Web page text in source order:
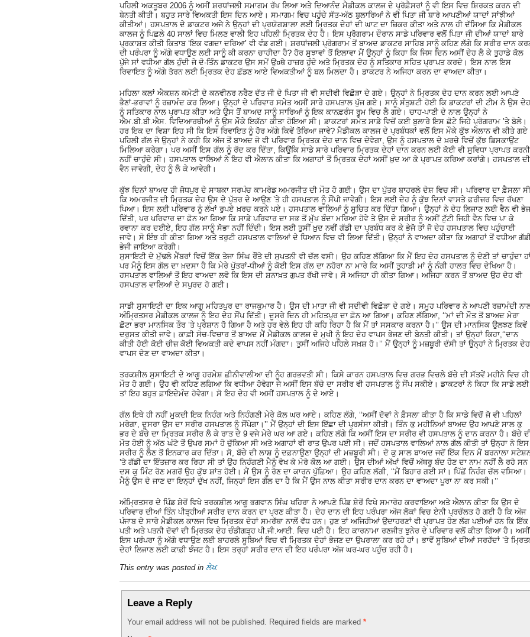
ਪਹਿਲੀ ਅਕਤੂਬਰ 2006 ਨੂੰ ਅਸੀਂ ਸ਼ਰਧਾਂਜਲੀ ਸਮਾਗਮ ਰੱਖ ਲਿਆ ਅਤੇ ਦਿਆਨੰਦ ਮੈਡੀਕਲ ਕਾਲਜ ਦੇ ਪ੍ਰੋਫ਼ੈਸਰਾਂ ਨੂੰ ਵੀ ਇਸ ਵਿਚ ਸ਼ਿਰਕਤ ਕਰਨ ਦੀ
ਬੇਨਤੀ ਕੀਤੀ। ਬਹੁਤ ਸਾਰੇ ਵਿਅਕਤੀ ਇਸ ਦਿਨ ਆਏ। ਸਮਾਗਮ ਵਿਚ ਪਹੁੰਚੇ ਸੱਤ-ਅੱਠ ਬੁਲਾਰਿਆਂ ਨੇ ਵੀ ਪਿਤਾ ਜੀ ਬਾਰੇ ਆਪਣੀਆਂ ਯਾਦਾਂ ਸਾਂਝੀਆਂ
ਕੀਤੀਆਂ। ਹਸਪਤਾਲ ਦੇ ਡਾਕਟਰ ਅਜੇ ਨੇ ਉਨ੍ਹਾਂ ਦੀ ਪ੍ਰਯੋਗਸ਼ਾਲਾ ਲਈ ਮ੍ਰਿਤਕ ਦੇਹਾਂ ਦੀ ਘਾਟ ਦਾ ਜ਼ਿਕਰ ਕੀਤਾ ਅਤੇ ਨਾਲ ਹੀ ਦੱਸਿਆ ਕਿ ਮੈਡੀਕਲ
ਕਾਲਜ ਨੂੰ ਪਿਛਲੇ 40 ਸਾਲਾਂ ਵਿਚ ਮਿਲਣ ਵਾਲੀ ਇਹ ਪਹਿਲੀ ਮ੍ਰਿਤਕ ਦੇਹ ਹੈ। ਇਸ ਪ੍ਰੋਗਰਾਮ ਦੌਰਾਨ ਸਾਡੇ ਪਰਿਵਾਰ ਵਲੋਂ ਪਿਤਾ ਜੀ ਦੀਆਂ ਯਾਦਾਂ ਬਾਰੇ
ਪ੍ਰਕਾਸ਼ਤ ਕੀਤੀ ਕਿਤਾਬ ‘ਇਕ ਵਗਦਾ ਦਰਿਆ’ ਵੀ ਵੰਡ ਗਈ। ਸ਼ਰਧਾਂਜਲੀ ਪ੍ਰੋਗਰਾਮ ਤੋਂ ਬਾਅਦ ਡਾਕਟਰ ਸਾਹਿਬ ਸਾਨੂੰ ਕਹਿਣ ਲੱਗੇ ਕਿ ਸਰੀਰ ਦਾਨ
ਦੀ ਪਰੰਪਰਾ ਨੂੰ ਅੱਗੇ ਵਧਾਉਣ ਲਈ ਸਾਨੂੰ ਕੀ ਕਰਨਾ ਚਾਹੀਦਾ ਹੈ? ਹੋਰ ਸੁਝਾਵਾਂ ਤੋਂ ਇਲਾਵਾ ਮੈਂ ਉਨ੍ਹਾਂ ਨੂੰ ਕਿਹਾ ਕਿ ਜਿਸ ਦਿਨ ਅਸੀਂ ਦੇਹ ਲੈ ਕੇ ਤੁਹਾਡੇ ਕੋਲ
ਪੁੱਜੇ ਸਾਂ ਵਧੀਆ ਗੱਲ ਹੁੰਦੀ ਜੇ ਦੋ-ਤਿੰਨ ਡਾਕਟਰ ਉਸ ਸਮੇਂ ਉ¤ਥੇ ਹਾਜ਼ਰ ਹੁੰਦੇ ਅਤੇ ਮ੍ਰਿਤਕ ਦੇਹ ਨੂੰ ਸਤਿਕਾਰ ਸਹਿਤ ਪ੍ਰਾਪਤ ਕਰਦੇ। ਇਸ ਨਾਲ ਇਸ
ਰਿਵਾਇਤ ਨੂੰ ਅੱਗੇ ਤੋਰਨ ਲਈ ਮ੍ਰਿਤਕ ਦੇਹ ਛੱਡਣ ਆਏ ਵਿਅਕਤੀਆਂ ਨੂੰ ਬਲ ਮਿਲਦਾ ਹੈ। ਡਾਕਟਰ ਨੇ ਅਜਿਹਾ ਕਰਨ ਦਾ ਵਾਅਦਾ ਕੀਤਾ।
ਮਹਿਲਾ ਕਲਾਂ ਐਕਸ਼ਨ ਕਮੇਟੀ ਦੇ ਕਨਵੀਨਰ ਨਰੈਣ ਦੱਤ ਜੀ ਦੇ ਪਿਤਾ ਜੀ ਵੀ ਸਦੀਵੀ ਵਿਛੋੜਾ ਦੇ ਗਏ। ਉਨ੍ਹਾਂ ਨੇ ਮ੍ਰਿਤਕ ਦੇਹ ਦਾਨ ਕਰਨ ਲਈ ਆਪਣੇ
ਭੈਣਾਂ-ਭਰਾਵਾਂ ਨੂੰ ਰਜ਼ਾਮੰਦ ਕਰ ਲਿਆ। ਉਨ੍ਹਾਂ ਦੇ ਪਰਿਵਾਰ ਸਮੇਤ ਅਸੀਂ ਸਾਰੇ ਹਸਪਤਾਲ ਪੁੱਜ ਗਏ। ਸਾਨੂੰ ਸੰਤੁਸ਼ਟੀ ਹੋਈ ਕਿ ਡਾਕਟਰਾਂ ਦੀ ਟੀਮ ਨੇ ਉਸ ਦੇਹ
ਨੂੰ ਸਤਿਕਾਰ ਨਾਲ ਪ੍ਰਾਪਤ ਕੀਤਾ ਅਤੇ ਉਸ ਤੋਂ ਬਾਅਦ ਸਾਨੂੰ ਸਾਰਿਆਂ ਨੂੰ ਇਕ ਕਾਨਫ਼ਰੰਸ ਰੂਮ ਵਿਚ ਲੈ ਗਏ। ਚਾਹ-ਪਾਣੀ ਦੇ ਨਾਲ ਉਨ੍ਹਾਂ ਨੇ
ਐਮ.ਬੀ.ਬੀ.ਐਸ. ਵਿਦਿਆਰਥੀਆਂ ਨੂੰ ਉਸ ਮੌਕੇ ਇਕੱਠਾ ਕੀਤਾ ਹੋਇਆ ਸੀ। ਡਾਕਟਰਾਂ ਸਮੇਤ ਸਾਡੇ ਵਿਚੋਂ ਕਈ ਬੁਲਾਰੇ ਇਸ ਛੋਟੇ ਜਿਹੇ ਪ੍ਰੋਗਰਾਮ ’ਤੇ ਬੋਲੇ।
ਹਰ ਇਕ ਦਾ ਵਿਸ਼ਾ ਇਹ ਸੀ ਕਿ ਇਸ ਰਿਵਾਇਤ ਨੂੰ ਹੋਰ ਅੱਗੇ ਕਿਵੇਂ ਤੋਰਿਆ ਜਾਵੇ? ਮੈਡੀਕਲ ਕਾਲਜ ਦੇ ਪ੍ਰਬੰਧਕਾਂ ਵਲੋਂ ਇਸ ਮੌਕੇ ਕੁੱਝ ਐਲਾਨ ਵੀ ਕੀਤੇ
ਪਹਿਲੀ ਗੱਲ ਜੋ ਉਨ੍ਹਾਂ ਨੇ ਕਹੀ ਕਿ ਅੱਜ ਤੋਂ ਬਾਅਦ ਜੋ ਵੀ ਪਰਿਵਾਰ ਮ੍ਰਿਤਕ ਦੇਹ ਦਾਨ ਵਿਚ ਦੇਵੇਗਾ, ਉਸ ਨੂੰ ਹਸਪਤਾਲ ਦੇ ਖ਼ਰਚੇ ਵਿਚੋਂ ਕੁੱਝ ਡਿਸਕਾਉਂਟ
ਮਿਲਿਆ ਕਰੇਗਾ। ਪਰ ਅਸੀਂ ਇਸ ਗੱਲ ਨੂੰ ਰੱਦ ਕਰ ਦਿੱਤਾ, ਕਿਉਂਕਿ ਸਾਡੇ ਸਾਰੇ ਪਰਿਵਾਰ ਮ੍ਰਿਤਕ ਦੇਹਾਂ ਦਾਨ ਕਰਨ ਲਈ ਕੋਈ ਵੀ ਸੁਵਿਧਾ ਪ੍ਰਾਪਤ ਕਰਨੀ
ਨਹੀਂ ਚਾਹੁੰਦੇ ਸੀ। ਹਸਪਤਾਲ ਵਾਲਿਆਂ ਨੇ ਇਹ ਵੀ ਐਲਾਨ ਕੀਤਾ ਕਿ ਅਗਾਹਾਂ ਤੋਂ ਮ੍ਰਿਤਕ ਦੇਹਾਂ ਅਸੀਂ ਖ਼ੁਦ ਆ ਕੇ ਪ੍ਰਾਪਤ ਕਰਿਆ ਕਰਾਂਗੇ। ਹਸਪਤਾਲ ਦੀ
ਵੈਨ ਜਾਵੇਗੀ, ਦੇਹ ਨੂੰ ਲੈ ਕੇ ਆਵੇਗੀ।
ਕੁੱਝ ਦਿਨਾਂ ਬਾਅਦ ਹੀ ਜੋਧਪੁਰ ਦੇ ਸਾਬਕਾ ਸਰਪੰਚ ਕਾਮਰੇਡ ਅਮਰਜੀਤ ਦੀ ਮੌਤ ਹੋ ਗਈ। ਉਸ ਦਾ ਪੁੱਤਰ ਬਾਹਰਲੇ ਦੇਸ਼ ਵਿਚ ਸੀ। ਪਰਿਵਾਰ ਦਾ ਫ਼ੈਸਲਾ ਸੀ
ਕਿ ਅਮਰਜੀਤ ਦੀ ਮ੍ਰਿਤਕ ਦੇਹ ਉਸ ਦੇ ਪੁੱਤਰ ਦੇ ਆਉਣ ’ਤੇ ਹੀ ਹਸਪਤਾਲ ਨੂੰ ਸੌਂਪੀ ਜਾਵੇਗੀ। ਇਸ ਲਈ ਦੇਹ ਨੂੰ ਕੁੱਝ ਦਿਨਾਂ ਵਾਸਤੇ ਫ਼ਰੀਜ਼ਰ ਵਿਚ ਰੱਖਣਾ
ਪਿਆ। ਇਸ ਲਈ ਪਰਿਵਾਰ ਨੂੰ ਲੱਖਾਂ ਰੁਪਏ ਖ਼ਰਚ ਕਰਨੇ ਪਏ। ਹਸਪਤਾਲ ਵਾਲਿਆਂ ਨੂੰ ਸੂਚਿਤ ਕਰ ਦਿੱਤਾ ਗਿਆ। ਉਨ੍ਹਾਂ ਨੇ ਦੇਹ ਲਿਜਾਣ ਲਈ ਵੈਨ ਵੀ ਭੇਜ
ਦਿੱਤੀ, ਪਰ ਪਰਿਵਾਰ ਦਾ ਫ਼ੋਨ ਆ ਗਿਆ ਕਿ ਸਾਡੇ ਪਰਿਵਾਰ ਦਾ ਸਭ ਤੋਂ ਮੁੱਖ ਬੰਦਾ ਮਰਿਆ ਹੋਵੇ ਤੇ ਉਸ ਦੇ ਸਰੀਰ ਨੂੰ ਅਸੀਂ ਟੁੱਟੀ ਜਿਹੀ ਵੈਨ ਵਿਚ ਪਾ ਕੇ
ਰਵਾਨਾ ਕਰ ਦਈਏ, ਇਹ ਗੱਲ ਸਾਨੂੰ ਸੋਭਾ ਨਹੀਂ ਦਿੰਦੀ। ਇਸ ਲਈ ਤੁਸੀਂ ਖ਼ੁਦ ਨਵੀਂ ਗੱਡੀ ਦਾ ਪ੍ਰਬੰਧ ਕਰ ਕੇ ਭੇਜੋ ਤਾਂ ਜੋ ਦੇਹ ਹਸਪਤਾਲ ਵਿਚ ਪਹੁੰਚਾਈ
ਜਾਵੇ। ਸੋ ਇੰਝ ਹੀ ਕੀਤਾ ਗਿਆ ਅਤੇ ਤਰੁਟੀ ਹਸਪਤਾਲ ਵਾਲਿਆਂ ਦੇ ਧਿਆਨ ਵਿਚ ਵੀ ਲਿਆ ਦਿੱਤੀ। ਉਨ੍ਹਾਂ ਨੇ ਵਾਅਦਾ ਕੀਤਾ ਕਿ ਅਗਾਹਾਂ ਤੋਂ ਵਧੀਆ
ਭੇਜੀ ਜਾਇਆ ਕਰੇਗੀ।
ਸੁਸਾਇਟੀ ਦੇ ਮੁੱਢਲੇ ਮੈਂਬਰਾਂ ਵਿਚੋਂ ਇੱਕ ਤੇਜਾ ਸਿੰਘ ਰੌਂਤੇ ਦੀ ਸੁਪਤਨੀ ਵੀ ਚੱਲ ਵਸੀ। ਉਹ ਕਹਿਣ ਲੱਗਿਆ ਕਿ ਮੈਂ ਇਹ ਦੇਹ ਹਸਪਤਾਲ ਨੂੰ ਦੇਣੀ ਤਾਂ ਚਾਹੁੰਦਾ
ਪਰ ਮੈਨੂੰ ਇਸ ਗੱਲ ਦਾ ਖ਼ਦਸਾ ਹੈ ਕਿ ਮੇਰੇ ਪੁੱਤਰਾਂ-ਧੀਆਂ ਨੂੰ ਕੋਈ ਇਸ ਗੱਲ ਦਾ ਨਹੋਰਾ ਨਾ ਮਾਰੇ ਕਿ ਅਸੀਂ ਤੁਹਾਡੀ ਮਾਂ ਨੂੰ ਨੰਗੀ ਹਾਲਤ ਵਿਚ ਦੇਖਿਆ ਹੈ।
ਹਸਪਤਾਲ ਵਾਲਿਆਂ ਤੋਂ ਇਹ ਵਾਅਦਾ ਲਵੋ ਕਿ ਇਸ ਦੀ ਸ਼ਨਾਖ਼ਤ ਗੁਪਤ ਰੱਖੀ ਜਾਵੇ। ਸੋ ਅਜਿਹਾ ਹੀ ਕੀਤਾ ਗਿਆ। ਅਜਿਹਾ ਕਰਨ ਤੋਂ ਬਾਅਦ ਉਹ ਦੇਹ ਵੀ
ਹਸਪਤਾਲ ਵਾਲਿਆਂ ਦੇ ਸਪੁਰਦ ਹੋ ਗਈ।
ਸਾਡੀ ਸੁਸਾਇਟੀ ਦਾ ਇਕ ਆਗੂ ਮਹਿਤਪੁਰ ਦਾ ਰਾਜਕੁਮਾਰ ਹੈ। ਉਸ ਦੀ ਮਾਤਾ ਜੀ ਵੀ ਸਦੀਵੀ ਵਿਛੋੜਾ ਦੇ ਗਏ। ਸਮੂਹ ਪਰਿਵਾਰ ਨੇ ਆਪਣੀ ਰਜ਼ਾਮੰਦੀ
ਅੰਮ੍ਰਿਤਸਰ ਮੈਡੀਕਲ ਕਾਲਜ ਨੂੰ ਇਹ ਦੇਹ ਸੌਂਪ ਦਿੱਤੀ। ਦੂਸਰੇ ਦਿਨ ਹੀ ਮਹਿਤਪੁਰ ਦਾ ਫ਼ੋਨ ਆ ਗਿਆ। ਕਹਿਣ ਲੱਗਿਆ, ‘‘ਮਾਂ ਦੀ ਮੌਤ ਤੋਂ ਬਾਅਦ ਮੇਰਾ
ਛੋਟਾ ਭਰਾ ਮਾਨਸਿਕ ਤੌਰ ’ਤੇ ਪ੍ਰੇਸ਼ਾਨ ਹੋ ਗਿਆ ਹੈ ਅਤੇ ਹਰ ਵੇਲੇ ਇਹ ਹੀ ਕਹਿ ਰਿਹਾ ਹੈ ਕਿ ਮੈਂ ਤਾਂ ਸਸਕਾਰ ਕਰਨਾ ਹੈ।’’ ਉਸ ਦੀ ਮਾਨਸਿਕ ਉਲਝਣ ਕਿਵੇਂ
ਦਰੁਸਤ ਕੀਤੀ ਜਾਵੇ। ਕਾਫ਼ੀ ਸੋਚ-ਵਿਚਾਰ ਤੋਂ ਬਾਅਦ ਮੈਂ ਮੈਡੀਕਲ ਕਾਲਜ ਦੇ ਮੁਖੀ ਨੂੰ ਇਹ ਦੇਹ ਵਾਪਸ ਭੇਜਣ ਦੀ ਬੇਨਤੀ ਕੀਤੀ। ਤਾਂ ਉਨ੍ਹਾਂ ਕਿਹਾ,‘‘ਦਾਨ
ਕੀਤੀ ਹੋਈ ਕੋਈ ਚੀਜ਼ ਕੋਈ ਵਿਅਕਤੀ ਕਦੇ ਵਾਪਸ ਨਹੀਂ ਮੰਗਦਾ। ਤੁਸੀਂ ਅਜਿਹੇ ਪਹਿਲੇ ਸਖ਼ਸ਼ ਹੋ।’’ ਮੈਂ ਉਨ੍ਹਾਂ ਨੂੰ ਮਜ਼ਬੂਰੀ ਦੱਸੀ ਤਾਂ ਉਨ੍ਹਾਂ ਨੇ ਮ੍ਰਿਤਕ ਦੇਹ
ਵਾਪਸ ਦੇਣ ਦਾ ਵਾਅਦਾ ਕੀਤਾ।
ਤਰਕਸ਼ੀਲ ਸੁਸਾਇਟੀ ਦੇ ਆਗੂ ਹਰਮੇਸ਼ ਛੀਨੀਵਾਲੀਆ ਦੀ ਨੂੰਹ ਗਰਭਵਤੀ ਸੀ। ਕਿਸੇ ਕਾਰਨ ਹਸਪਤਾਲ ਵਿਚ ਗਰਭ ਵਿਚਲੇ ਬੱਚੇ ਦੀ ਸੱਤਵੇਂ ਮਹੀਨੇ ਵਿਚ ਹੀ
ਮੌਤ ਹੋ ਗਈ। ਉਹ ਵੀ ਕਹਿਣ ਲਗਿਆ ਕਿ ਵਧੀਆ ਹੋਵੇਗਾ ਜੇ ਅਸੀਂ ਇਸ ਬੱਚੇ ਦਾ ਸਰੀਰ ਵੀ ਹਸਪਤਾਲ ਨੂੰ ਸੌਂਪ ਸਕੀਏ। ਡਾਕਟਰਾਂ ਨੇ ਕਿਹਾ ਕਿ ਸਾਡੇ ਲਈ
ਤਾਂ ਇਹ ਬਹੁਤ ਫ਼ਾਇਦੇਮੰਦ ਹੋਵੇਗਾ। ਸੋ ਇਹ ਦੇਹ ਵੀ ਅਸੀਂ ਹਸਪਤਾਲ ਨੂੰ ਦੇ ਆਏ।
ਗੱਲ ਇਥੇ ਹੀ ਨਹੀਂ ਮੁਕਦੀ ਇਕ ਨਿਹੰਗ ਅਤੇ ਨਿਹੰਗਣੀ ਮੇਰੇ ਕੋਲ ਘਰ ਆਏ। ਕਹਿਣ ਲੱਗੇ, ‘‘ਅਸੀਂ ਦੋਵਾਂ ਨੇ ਫ਼ੈਸਲਾ ਕੀਤਾ ਹੈ ਕਿ ਸਾਡੇ ਵਿਚੋਂ ਜੋ ਵੀ ਪਹਿਲਾਂ
ਮਰੇਗਾ, ਦੂਸਰਾ ਉਸ ਦਾ ਸਰੀਰ ਹਸਪਤਾਲ ਨੂੰ ਸੌਂਪੇਗਾ।’’ ਮੈਂ ਉਨ੍ਹਾਂ ਦੀ ਇਸ ਇੱਛਾ ਦੀ ਪ੍ਰਸੰਸਾ ਕੀਤੀ। ਤਿੰਨ ਕੁ ਮਹੀਨਿਆਂ ਬਾਅਦ ਉਹ ਆਪਣੇ ਸਾਲ ਕੁ
ਭਰ ਦੇ ਬੱਚੇ ਦਾ ਮ੍ਰਿਤਕ ਸਰੀਰ ਲੈ ਕੇ ਰਾਤ ਦੇ 9 ਵਜੇ ਮੇਰੇ ਘਰ ਆ ਗਏ। ਕਹਿਣ ਲੱਗੇ ਕਿ ਅਸੀਂ ਇਸ ਦਾ ਸਰੀਰ ਵੀ ਹਸਪਤਾਲ ਨੂੰ ਦਾਨ ਕਰਨਾ ਹੈ। ਬੱਚੇ
ਮੌਤ ਹੋਈ ਨੂੰ ਅੱਠ ਘੰਟੇ ਤੋਂ ਉਪਰ ਸਮਾਂ ਹੋ ਚੁੱਕਿਆ ਸੀ ਅਤੇ ਅਗਾਹਾਂ ਵੀ ਰਾਤ ਉਪਰ ਪਈ ਸੀ। ਜਦੋਂ ਹਸਪਤਾਲ ਵਾਲਿਆਂ ਨਾਲ ਗੱਲ ਕੀਤੀ ਤਾਂ ਉਨ੍ਹਾ ਨੇ ਇਸ
ਸਰੀਰ ਨੂੰ ਲੈਣ ਤੋਂ ਇਨਕਾਰ ਕਰ ਦਿੱਤਾ। ਸੋ, ਬੱਚੇ ਦੀ ਲਾਸ਼ ਨੂੰ ਦਫ਼ਨਾਉਣਾ ਉਨ੍ਹਾਂ ਦੀ ਮਜ਼ਬੂਰੀ ਸੀ। ਦੋ ਕੁ ਸਾਲ ਬਾਅਦ ਜਦੋਂ ਇੱਕ ਦਿਨ ਮੈਂ ਬਰਨਾਲਾ
’ਤੇ ਗੱਡੀ ਦਾ ਇੰਤਜ਼ਾਰ ਕਰ ਰਿਹਾ ਸੀ ਤਾਂ ਉਹ ਨਿਹੰਗਣੀ ਮੈਨੂੰ ਵੇਖ ਕੇ ਮੇਰੇ ਕੋਲ ਆ ਗਈ। ਉਸ ਦੀਆਂ ਅੱਖਾਂ ਵਿਚੋਂ ਅੱਥਰੂ ਬੰਦ ਹੋਣ ਦਾ ਨਾਮ ਨਹੀਂ ਲੈ ਰਹੇ
ਦਸ ਕੁ ਮਿੰਟ ਰੋਣ ਮਗਰੋਂ ਉਹ ਕੁੱਝ ਸ਼ਾਂਤ ਹੋਈ। ਮੈਂ ਉਸ ਨੂੰ ਰੋਣ ਦਾ ਕਾਰਨ ਪੁੱਛਿਆ। ਉਹ ਕਹਿਣ ਲੱਗੀ, ‘‘ਮੈਂ ਬਿਹਾਰ ਗਈ ਸਾਂ। ਪਿੱਛੋਂ ਨਿਹੰਗ ਚੱਲ ਵਸਿਆ।
ਮੈਨੂੰ ਉਸ ਦੇ ਜਾਣ ਦਾ ਇਨ੍ਹਾਂ ਦੁੱਖ ਨਹੀਂ, ਜਿਨ੍ਹਾਂ ਇਸ ਗੱਲ ਦਾ ਹੈ ਕਿ ਮੈਂ ਉਸ ਨਾਲ ਕੀਤਾ ਸਰੀਰ ਦਾਨ ਕਰਨ ਦਾ ਵਾਅਦਾ ਪੂਰਾ ਨਾ ਕਰ ਸਕੀ।’’
ਅੰਮ੍ਰਿਤਸਰ ਦੇ ਪਿੰਡ ਸ਼ੇਰੋਂ ਵਿਖੇ ਤਰਕਸ਼ੀਲ ਆਗੂ ਭਗਵਾਨ ਸਿੰਘ ਖਹਿਰਾ ਨੇ ਆਪਣੇ ਪਿੰਡ ਸ਼ੇਰੋਂ ਵਿਖੇ ਸਮਾਰੋਹ ਕਰਵਾਇਆ ਅਤੇ ਐਲਾਨ ਕੀਤਾ ਕਿ ਉਸ ਦੇ
ਪਰਿਵਾਰ ਦੀਆਂ ਤਿੰਨ ਪੀੜ੍ਹੀਆਂ ਸਰੀਰ ਦਾਨ ਕਰਨ ਦਾ ਪ੍ਰਣ ਕੀਤਾ ਹੈ। ਦੇਹ ਦਾਨ ਦੀ ਇਹ ਪਰੰਪਰਾ ਅੱਜ ਲੋਕਾਂ ਵਿਚ ਏਨੀ ਪ੍ਰਚੱਲਤ ਹੋ ਗਈ ਹੈ ਕਿ ਅੱਜ
ਪੰਜਾਬ ਦੇ ਸਾਰੇ ਮੈਡੀਕਲ ਕਾਲਜ ਵਿਚ ਮ੍ਰਿਤਕ ਦੇਹਾਂ ਸਮਰੱਥਾ ਨਾਲੋਂ ਵੱਧ ਹਨ। ਹੁਣ ਤਾਂ ਅਜਿਹੀਆਂ ਉਦਾਹਰਣਾਂ ਵੀ ਪ੍ਰਾਪਤ ਹੋਣ ਲੱਗ ਪਈਆਂ ਹਨ ਕਿ ਇੱਕ
ਪਤੀ ਅਤੇ ਪਤਨੀ ਦੋਵਾਂ ਦੀ ਮ੍ਰਿਤਕ ਦੇਹ ਚੰਡੀਗੜ੍ਹ ਪੀ.ਜੀ.ਆਈ. ਵਿਚ ਪਈ ਹੈ। ਇਹ ਕਾਰਨਾਮਾ ਰਣਜੀਤ ਝੁਨੇਰ ਦੇ ਪਰਿਵਾਰ ਵਲੋਂ ਕੀਤਾ ਗਿਆ ਹੈ। ਅਸੀਂ
ਇਸ ਪਰੰਪਰਾ ਨੂੰ ਅੱਗੇ ਵਧਾਉਣ ਲਈ ਬਾਹਰਲੇ ਸੂਬਿਆਂ ਵਿਚ ਵੀ ਮ੍ਰਿਤਕ ਦੇਹਾਂ ਭੇਜਣ ਦਾ ਉਪਰਾਲਾ ਕਰ ਰਹੇ ਹਾਂ। ਭਾਵੇਂ ਸੂਬਿਆਂ ਦੀਆਂ ਸਰਹੱਦਾਂ ’ਤੇ
ਦੇਹਾਂ ਲਿਜਾਣ ਲਈ ਕਾਫ਼ੀ ਝੰਜਟ ਹੈ। ਇਸ ਤਰ੍ਹਾਂ ਸਰੀਰ ਦਾਨ ਦੀ ਇਹ ਪਰੰਪਰਾ ਅੱਜ ਘਰ-ਘਰ ਪਹੁੰਚ ਰਹੀ ਹੈ।
This entry was posted in ਲੇਖ.
Leave a Reply
Your email address will not be published. Required fields are marked *